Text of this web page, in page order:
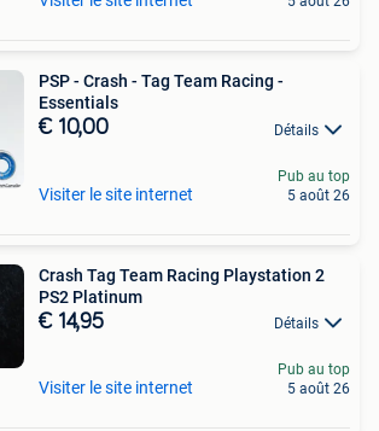
PSP - Crash - Tag Team Racing -
Essentials
€ 10,00 Détails
Visiter le site internet
Pub au top
5 août 26
Crash Tag Team Racing Playstation 2
PS2 Platinum
€ 14,95 Détails
Visiter le site internet
Pub au top
5 août 26